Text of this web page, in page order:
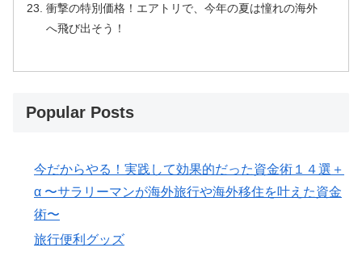
衝撃の特別価格！エアトリで、今年の夏は憧れの海外
へ飛び出そう！
Popular Posts
今だからやる！実践して効果的だった資金術１４選＋
α 〜サラリーマンが海外旅行や海外移住を叶えた資金
術〜
旅行便利グッズ